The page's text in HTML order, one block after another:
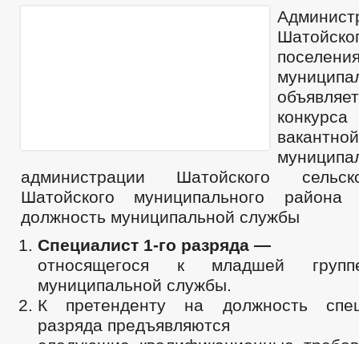
администрации Шатойского
Шатойского муниципального
должность муниципальной службы
Специалист 1-го разряда —
относящегося к младшей
муниципальной службы.
К претенденту на должность
разряда предъявляются